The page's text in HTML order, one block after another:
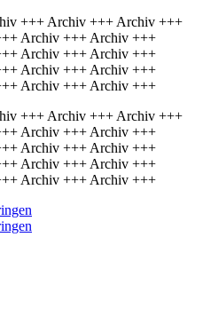
+++ Archiv +++ Archiv +++
Archiv +++ Archiv +++
Archiv +++ Archiv +++
Archiv +++ Archiv +++
Archiv +++ Archiv +++
+++ Archiv +++ Archiv +++
Archiv +++ Archiv +++
Archiv +++ Archiv +++
Archiv +++ Archiv +++
Archiv +++ Archiv +++